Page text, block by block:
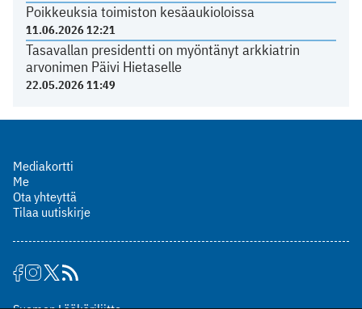
Poikkeuksia toimiston kesäaukioloissa
11.06.2026 12:21
Tasavallan presidentti on myöntänyt arkkiatrin
arvonimen Päivi Hietaselle
22.05.2026 11:49
Mediakortti
Me
Ota yhteyttä
Tilaa uutiskirje